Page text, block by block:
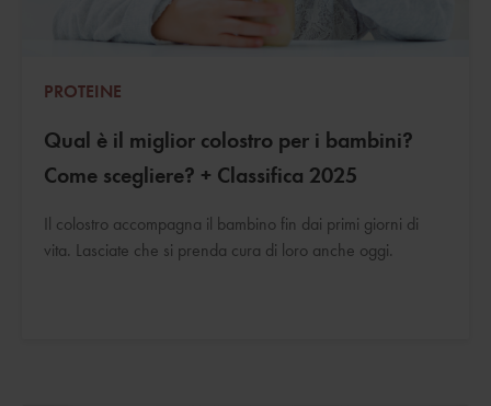
PROTEINE
Qual è il miglior colostro per i bambini?
Come scegliere? + Classifica 2025
Il colostro accompagna il bambino fin dai primi giorni di
vita. Lasciate che si prenda cura di loro anche oggi.